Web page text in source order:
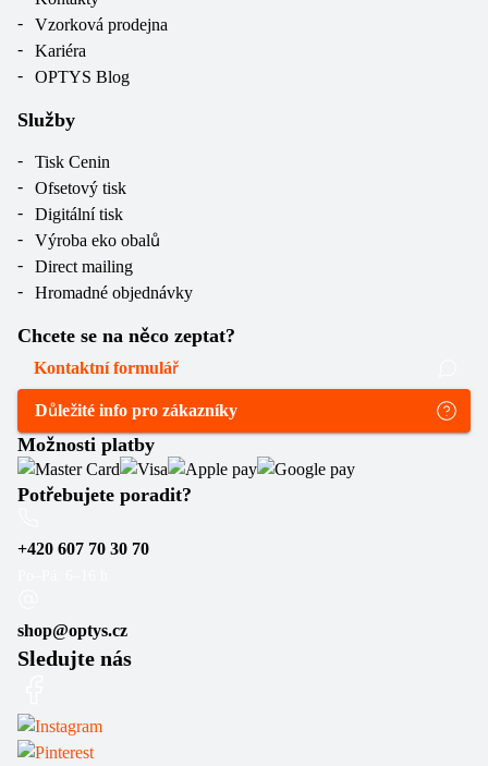
Vzorková prodejna
Kariéra
OPTYS Blog
Služby
Tisk Cenin
Ofsetový tisk
Digitální tisk
Výroba eko obalů
Direct mailing
Hromadné objednávky
Chcete se na něco zeptat?
Kontaktní formulář
Důležité info pro zákazníky
Možnosti platby
Potřebujete poradit?
+420 607 70 30 70
shop@optys.cz
Sledujte nás